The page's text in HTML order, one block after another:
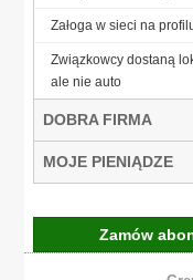
Załoga w sieci na
Związkowcy dostaną
ale nie auto
DOBRA FIRMA
MOJE PIENIĄDZE
Zamów